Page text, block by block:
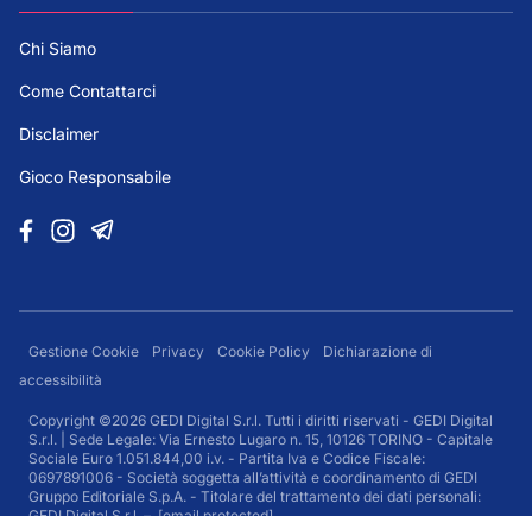
Chi Siamo
Come Contattarci
Disclaimer
Gioco Responsabile
Gestione Cookie Privacy Cookie Policy
Dichiarazione di
accessibilità
Copyright ©2026 GEDI Digital S.r.l. Tutti i diritti riservati - GEDI Digital
S.r.l. | Sede Legale: Via Ernesto Lugaro n. 15, 10126 TORINO - Capitale
Sociale Euro 1.051.844,00 i.v. - Partita Iva e Codice Fiscale:
0697891006 - Società soggetta all’attività e coordinamento di GEDI
Gruppo Editoriale S.p.A. - Titolare del trattamento dei dati personali: